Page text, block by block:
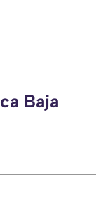
Baja